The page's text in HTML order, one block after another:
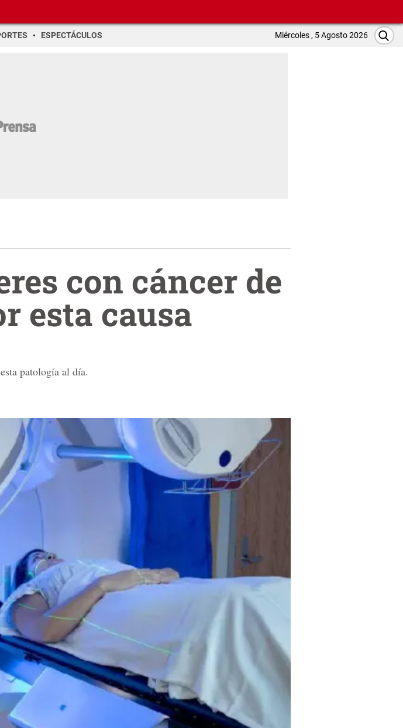
ESPECTÁCULOS Miércoles , 5 Agosto 2026
con cáncer de
esta causa
patología al día.